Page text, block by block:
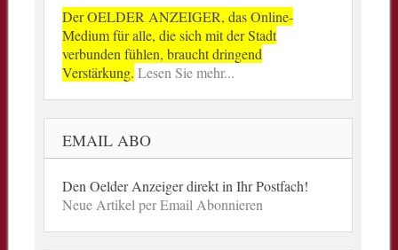
Der OELDER ANZEIGER, das Online-
Medium für alle, die sich mit der Stadt
verbunden fühlen, braucht dringend
Verstärkung. Lesen Sie mehr...
EMAIL ABO
Den Oelder Anzeiger direkt in Ihr Postfach!
Neue Artikel per Email Abonnieren